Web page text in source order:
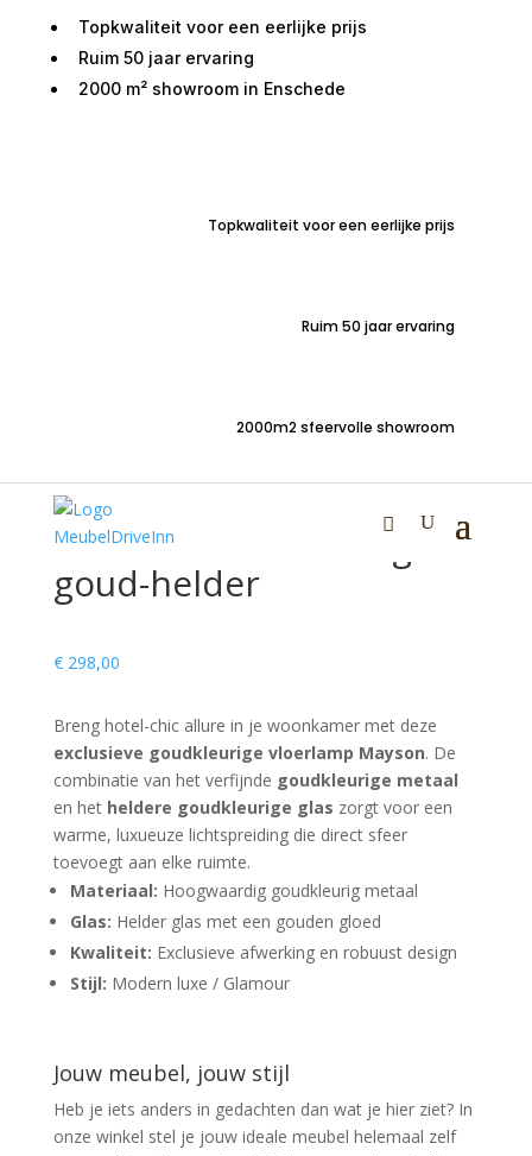
Topkwaliteit voor een eerlijke prijs
Ruim 50 jaar ervaring
2000 m² showroom in Enschede
Topkwaliteit voor een eerlijke prijs
Ruim 50 jaar ervaring
2000m2 sfeervolle showroom
Vloerlamp driepoot
42x146cm MAYSON glas
goud-helder
€298,00
Breng hotel-chic allure in je woonkamer met deze
exclusieve goudkleurige vloerlamp Mayson. De
combinatie van het verfijnde goudkleurige metaal
en het heldere goudkleurige glas zorgt voor een
warme, luxueuze lichtspreiding die direct sfeer
toevoegt aan elke ruimte.
Materiaal: Hoogwaardig goudkleurig metaal
Glas: Helder glas met een gouden gloed
Kwaliteit: Exclusieve afwerking en robuust design
Stijl: Modern luxe / Glamour
Jouw meubel, jouw stijl
Heb je iets anders in gedachten dan wat je hier ziet? In
onze winkel stel je jouw ideale meubel helemaal zelf